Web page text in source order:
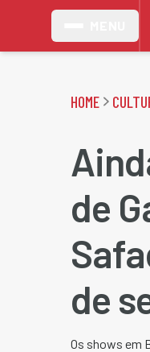
HOME
de
de
Os shows em